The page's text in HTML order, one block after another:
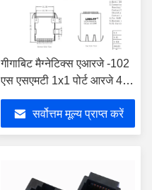
गीगाबिट मैग्नेटिक्स एआरजे -102
एस एसएमटी 1x1 पोर्ट आरजे 45
मैजैक कनेक्टर
सर्वोत्तम मूल्य प्राप्त करें